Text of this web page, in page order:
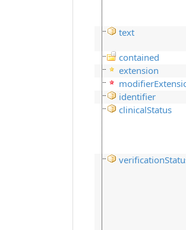
text
contained
extension
identifier
clinicalStatus